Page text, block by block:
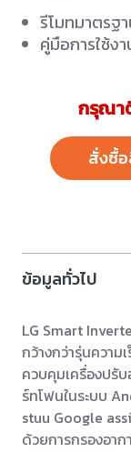
รีโมทมาตรฐ
คู่มือการใช้ง
กรุณา
สั่งซื้
ข้อมูลทั่วไป
LG Smart
กว้างกว่ารุ่นความ
ควบคุมเครื่องปรั
ร์ทโฟนในระบบ
stuu Google
ด้วยการกรองอา